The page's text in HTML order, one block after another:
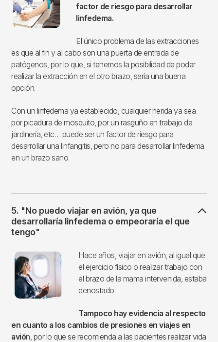
factor de riesgo para desarrollar
linfedema.
El único problema de las extracciones
es que al fin y al cabo son una puerta de entrada de
patógenos, por lo que, si tenemos la posibilidad de poder
realizar la extracción en el otro brazo, sería una buena
opción.
Con un linfedema ya establecido, cualquier herida ya sea
por picadura de mosquito, por un rasguño en trabajo de
jardinería, etc… puede ser un factor de riesgo para
desarrollar una linfangitis, pero no para desarrollar linfedema
en un brazo sano.
5. "No puedo viajar en avión, ya que
desarrollaría linfedema o empeoraría el que
tengo"
Imagen
Hace años, viajar en avión, al igual que
el ejercicio físico o realizar trabajo con
el brazo de la mama intervenida, estaba
denostado.
Tampoco hay evidencia al respecto
en cuanto a los cambios de presiones en viajes en
avión, por lo que se recomienda a las pacientes realizar vida